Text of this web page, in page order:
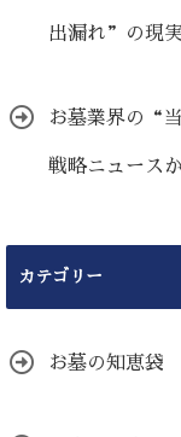
出漏れ”の現
お墓業界の“
戦略ニュース
カテゴリー
お墓の知恵袋